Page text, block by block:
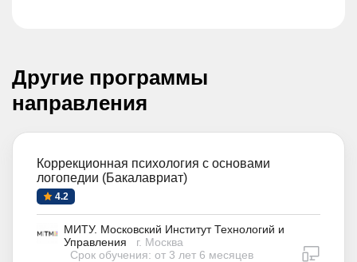
Другие программы
направления
Коррекционная психология с основами
логопедии (Бакалавриат)
4.2
МИТУ. Московский Институт Технологий и
Управления
г. Москва
Срок обучения: от 3 лет 6 месяцев